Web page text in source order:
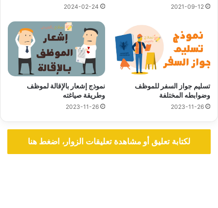
2021-09-12
2024-02-24
تسليم جواز السفر للموظف
وضوابطه المختلفة
2023-11-26
نموذج إشعار بالإقالة لموظف
وطريقة صياغته
2023-11-26
لكتابة تعليق أو مشاهدة تعليقات الزوار، اضغط هنا